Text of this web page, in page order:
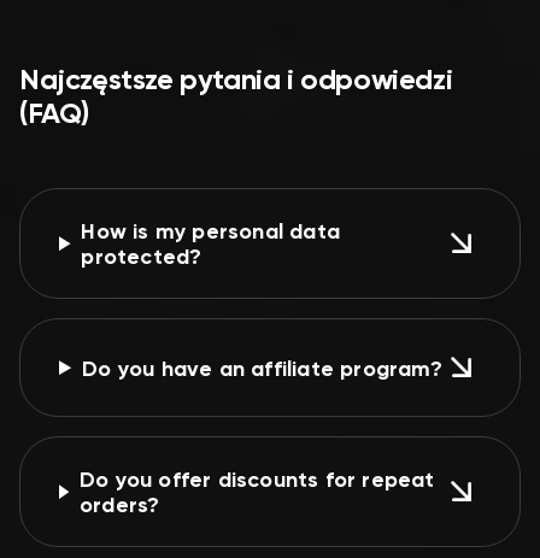
Najczęstsze pytania i odpowiedzi
(FAQ)
How is my personal data
protected?
Do you have an affiliate program?
Do you offer discounts for repeat
orders?